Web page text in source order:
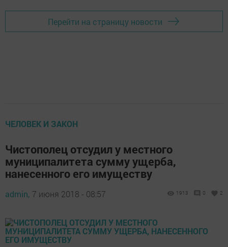
Перейти на страницу новости
ЧЕЛОВЕК И ЗАКОН
Чистополец отсудил у местного
муниципалитета сумму ущерба,
нанесенного его имуществу
admin, 7 июня 2018 - 08:57 1913 0 2